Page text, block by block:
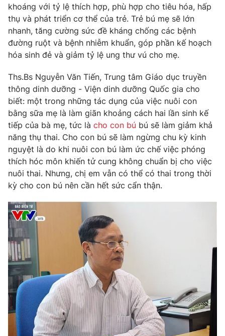
Tin tức
Thế giới đó đây
Câu chuyện quốc tế
Kinh tế
Tài chính
Thị trường
Góc doanh nghiệp
Dữ liệu và đời sống
Truyền hình
Phim VTV
Hậu trường
Nhân vật
Khán giả
Giải sao mai
Giải trí
Điện ảnh
Âm nhạc
Sao
Đời sống
Du lịch
Làm đẹp
Chất lượng cuộc sống
Giáo dục
Tuyển sinh
Học trực tuyến
Công nghệ
Hitech Công nghệ tương lai
Sản phẩm
Thị trường
Tư vấn
Giao lưu trực tuyến
Lịch phát sóng
Chuyên mục khác
Emagazine Podcast
Photo Infographic
khoáng với tỷ lệ thích hợp, phù hợp cho tiêu hóa, hấp
thụ và phát triển cơ thể của trẻ. Trẻ bú mẹ sẽ lớn
nhanh, tăng cường sức đề kháng chống các bệnh
đường ruột và bệnh nhiễm khuẩn, góp phần kế hoạch
hóa sinh đẻ và giảm tỷ lệ ung thư vú cho mẹ.
Ths.Bs Nguyễn Văn Tiến, Trung tâm Giáo dục truyền
thông dinh dưỡng - Viện dinh dưỡng Quốc gia cho
biết: một trong những tác dụng của việc nuôi con
bằng sữa mẹ là làm giãn khoảng cách hai lần sinh kế
tiếp của bà mẹ, tức là cho con bú bú sẽ làm giảm khả
năng thụ thai. Cho con bú sẽ làm ngừng chu kỳ kinh
nguyệt là do khi nuôi con bú làm ức chế việc phóng
thích hóc môn khiến tử cung không chuẩn bị cho việc
nuôi thai. Nhưng, chị em vẫn có thể có thai trong thời
kỳ cho con bú nên cần hết sức cẩn thận.